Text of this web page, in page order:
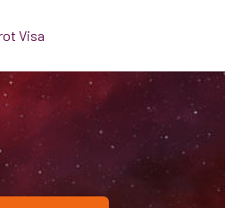
Visa